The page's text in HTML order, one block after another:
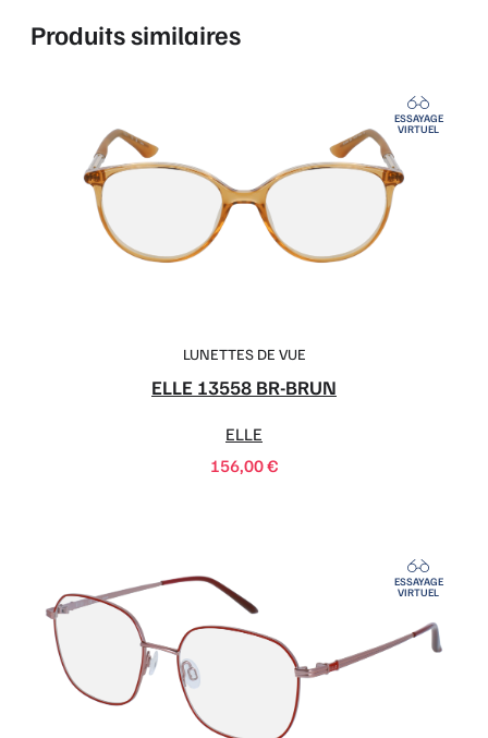
Produits similaires
LUNETTES DE VUE
ELLE 13558 BR-BRUN
ELLE
156,00€
ESSAYAGE
VIRTUEL
ESSAYAGE
VIRTUEL